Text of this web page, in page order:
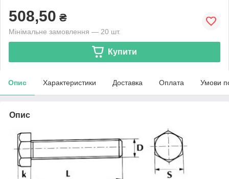
508,50 ₴
Мінімальне замовлення — 20 шт.
Купити
Опис Характеристики Доставка Оплата Умови
Опис